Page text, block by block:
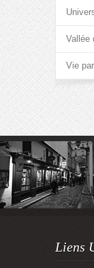
Vallée
Vie
Liens